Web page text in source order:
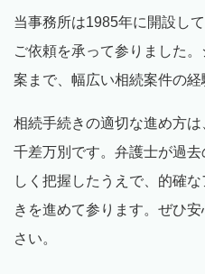
当事務所は1985年に開設し
ご依頼を承って参りました
案まで、幅広い相続案件の経
相続手続きの適切な進め方
千差万別です。弁護士が過
しく把握したうえで、的確
きを進めて参ります。ぜひ
さい。